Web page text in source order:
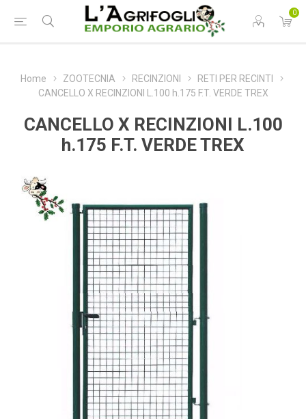
0
Home ZOOTECNIA RECINZIONI
RETI PER RECINTI
CANCELLO X RECINZIONI L.100 h.175 F.T. VERDE TREX
CANCELLO X RECINZIONI L.100
h.175 F.T. VERDE TREX